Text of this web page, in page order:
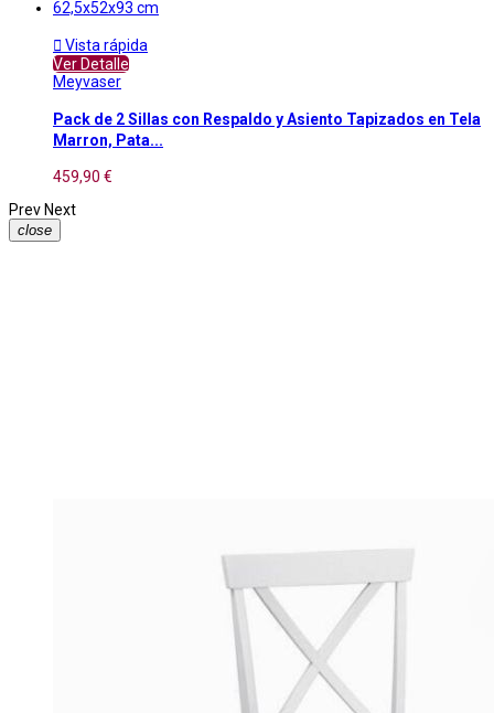
 Vista rápida
Ver Detalle
Meyvaser
Pack de 2 Sillas con Respaldo y Asiento Tapizados en Tela
Marron, Pata...
459,90 €
Prev Next
close